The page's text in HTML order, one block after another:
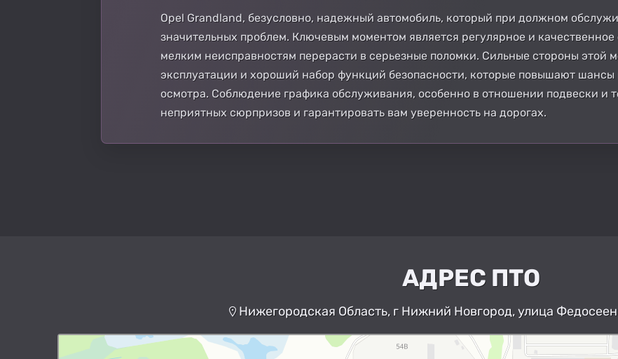
Opel Grandland, безусловно, надежный автомобиль, который при должном
значительных проблем. Ключевым моментом является регулярное и
мелким неисправностям перерасти в серьезные поломки. Сильные стороны этой
эксплуатации и хороший набор функций безопасности, которые повышают
осмотра. Соблюдение графика обслуживания, особенно в отношении подвески и
неприятных сюрпризов и гарантировать вам уверенность на дорогах.
АДРЕС ПТО
Нижегородская Область, г Нижний Новгород, улица
Нижний Новгород
Улица Федосеенко, 63Дк1 —